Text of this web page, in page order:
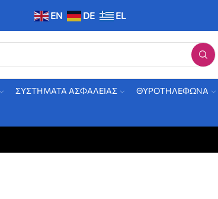
EN DE EL
ΣΥΣΤΗΜΑΤΑ ΑΣΦΑΛΕΙΑΣ ΘΥΡΟΤΗΛΕΦΩΝΑ